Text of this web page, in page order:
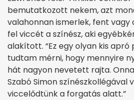
bemutatkozott nekem, azt
valahonnan ismerlek, fent vagy
fel viccét a színész, aki
alakított. “Ez egy olyan kis
tudtam mérni, hogy mennyire
hát nagyon nevetett rajta.
Szabó Simon színészkollégával
viccelődtünk a forgatás alatt.”